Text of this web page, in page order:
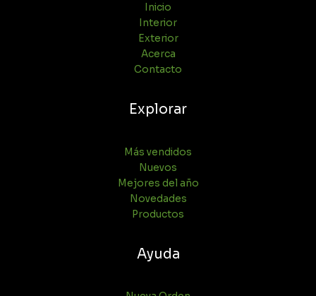
Inicio
Interior
Exterior
Acerca
Contacto
Explorar
Más vendidos
Nuevos
Mejores del año
Novedades
Productos
Ayuda